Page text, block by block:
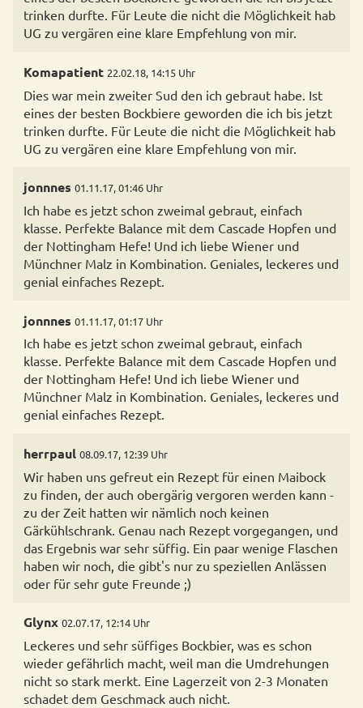
trinken durfte. Für Leute die nicht die Möglichkeit hab
UG zu vergären eine klare Empfehlung von mir.
Komapatient 22.02.18, 14:15 Uhr
Dies war mein zweiter Sud den ich gebraut habe. Ist
eines der besten Bockbiere geworden die ich bis jetzt
trinken durfte. Für Leute die nicht die Möglichkeit hab
UG zu vergären eine klare Empfehlung von mir.
jonnnes 01.11.17, 01:46 Uhr
Ich habe es jetzt schon zweimal gebraut, einfach
klasse. Perfekte Balance mit dem Cascade Hopfen und
der Nottingham Hefe! Und ich liebe Wiener und
Münchner Malz in Kombination. Geniales, leckeres und
genial einfaches Rezept.
jonnnes 01.11.17, 01:17 Uhr
Ich habe es jetzt schon zweimal gebraut, einfach
klasse. Perfekte Balance mit dem Cascade Hopfen und
der Nottingham Hefe! Und ich liebe Wiener und
Münchner Malz in Kombination. Geniales, leckeres und
genial einfaches Rezept.
herrpaul 08.09.17, 12:39 Uhr
Wir haben uns gefreut ein Rezept für einen Maibock
zu finden, der auch obergärig vergoren werden kann -
zu der Zeit hatten wir nämlich noch keinen
Gärkühlschrank. Genau nach Rezept vorgegangen, und
das Ergebnis war sehr süffig. Ein paar wenige Flaschen
haben wir noch, die gibt's nur zu speziellen Anlässen
oder für sehr gute Freunde ;)
Glynx 02.07.17, 12:14 Uhr
Leckeres und sehr süffiges Bockbier, was es schon
wieder gefährlich macht, weil man die Umdrehungen
nicht so stark merkt. Eine Lagerzeit von 2-3 Monaten
schadet dem Geschmack auch nicht.